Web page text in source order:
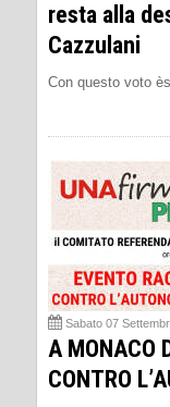
resta alla
Cazzulani
Con questo voto
Sabato 07
A MONACO
CONTRO